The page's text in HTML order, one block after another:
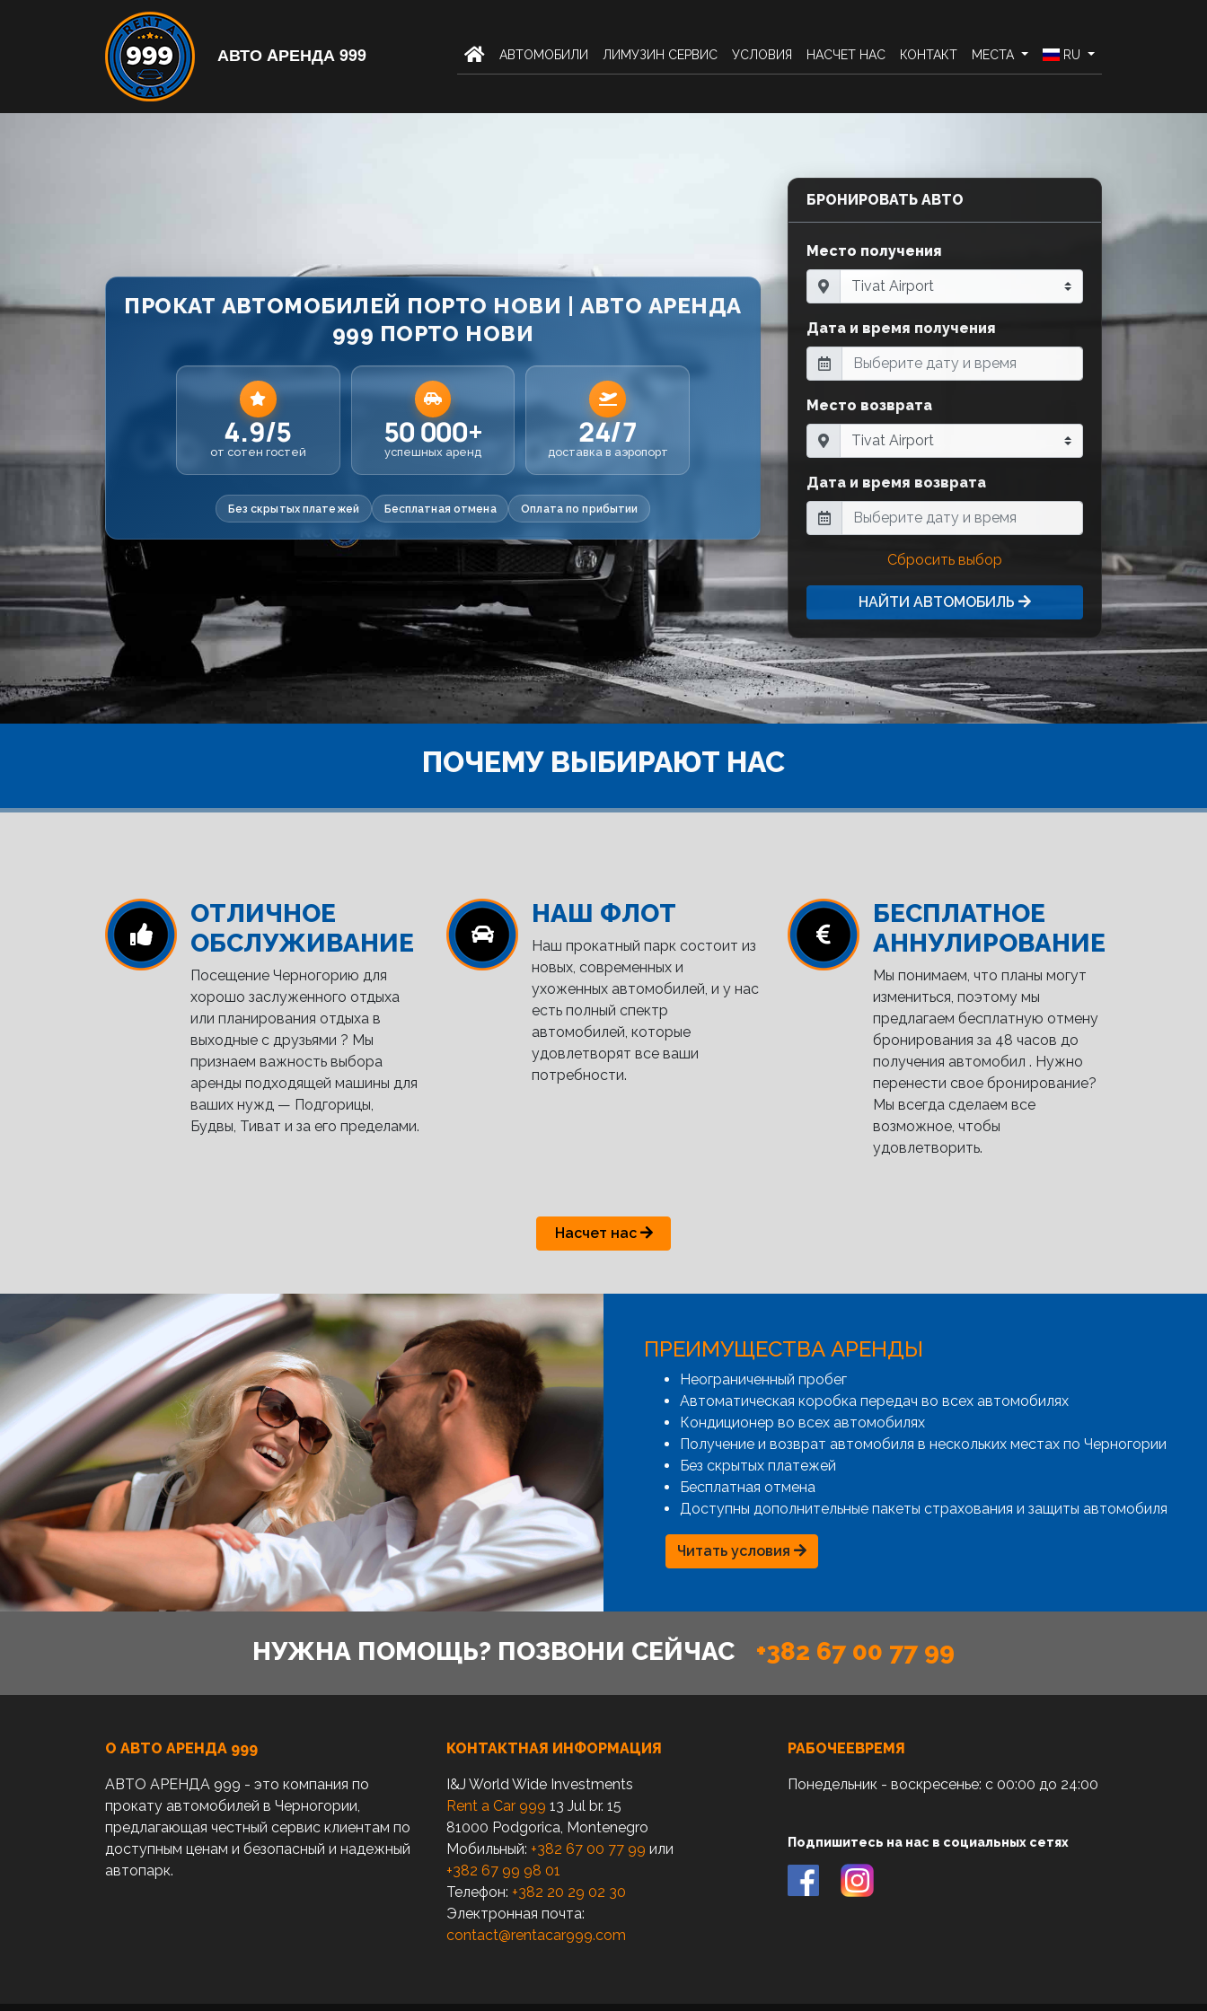
АВТО AРЕНДА 999 AВТОМОБИЛИ ЛИМУЗИН СЕРВИС УСЛОВИЯ НАСЧЕТ НАС КОНТАКТ МЕСТА RU
ПРОКАТ АВТОМОБИЛЕЙ ПОРТО НОВИ | АВТО АРЕНДА
999 ПОРТО НОВИ
4.9/5
от сотен гостей
50 000+
успешных аренд
24/7
доставка в аэропорт
Без скрытых платежей Бесплатная отмена Оплата по прибытии
БРОНИРОВАТЬ АВТО
Место получения
Дата и время получения
Место возврата
Дата и время возврата
Сбросить выбор
НАЙТИ АВТОМОБИЛЬ
ПОЧЕМУ ВЫБИРАЮТ НАС
ОТЛИЧНОЕ
ОБСЛУЖИВАНИЕ
Посещение Черногорию для
хорошо заслуженного отдыха
или планирования отдыха в
выходные с друзьями ? Мы
признаем важность выбора
аренды подходящей машины для
ваших нужд — Подгорицы,
Будвы, Тиват и за его пределами.
НАШ ФЛОТ
Наш прокатный парк состоит из
новых, современных и
ухоженных автомобилей, и у нас
есть полный спектр
автомобилей, которые
удовлетворят все ваши
потребности.
БЕСПЛАТНОЕ
АННУЛИРОВАНИЕ
Мы понимаем, что планы могут
измениться, поэтому мы
предлагаем бесплатную отмену
бронирования за 48 часов до
получения автомобил . Нужно
перенести свое бронирование?
Мы всегда сделаем все
возможное, чтобы
удовлетворить.
Насчет нас
ПРЕИМУЩЕСТВА АРЕНДЫ
Неограниченный пробег
Автоматическая коробка передач во всех автомобилях
Кондиционер во всех автомобилях
Получение и возврат автомобиля в нескольких местах по Черногории
Без скрытых платежей
Бесплатная отмена
Доступны дополнительные пакеты страхования и защиты автомобиля
Читать условия
НУЖНА ПОМОЩЬ? ПОЗВОНИ СЕЙЧАС +382 67 00 77 99
О АВТО AРЕНДА 999
АВТО АРЕНДА 999 - это компания по
прокату автомобилей в Черногории,
предлагающая честный сервис клиентам по
доступным ценам и безопасный и надежный
автопарк.
КОНТАКТНАЯ ИНФОРМАЦИЯ
I&J World Wide Investments
Rent a Car 999 13 Jul br. 15
81000 Podgorica, Montenegro
Мобильный: +382 67 00 77 99 или
+382 67 99 98 01
Телефон: +382 20 29 02 30
Электронная почта:
contact@rentacar999.com
РАБОЧЕЕВРЕМЯ
Понедельник - воскресенье: с 00:00 до 24:00
Подпишитесь на нас в социальных сетях